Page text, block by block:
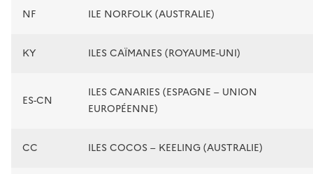
NF ILE NORFOLK (AUSTRALIE)
KY ILES CAÏMANES (ROYAUME-UNI)
ES-CN
ILES CANARIES (ESPAGNE – UNION
EUROPÉENNE)
CC ILES COCOS – KEELING (AUSTRALIE)